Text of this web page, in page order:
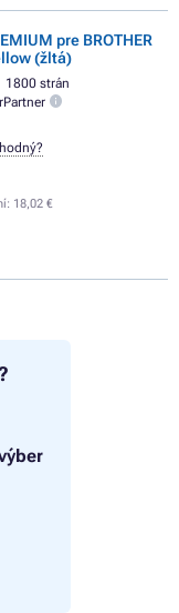
pre BROTHER
(žltá)
1800 strán
18,02 €